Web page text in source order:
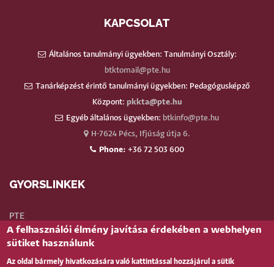
KAPCSOLAT
Általános tanulmányi ügyekben: Tanulmányi Osztály:
btktomail@pte.hu
Tanárképzést érintő tanulmányi ügyekben: Pedagógusképző
Központ: pkkta@pte.hu
Egyéb általános ügyekben: btkinfo@pte.hu
H-7624 Pécs, Ifjúság útja 6.
Phone: +36 72 503 600
GYORSLINKEK
PTE
Neptun
Webmail
A felhasználói élmény javítása érdekében a webhelyen
sütiket használunk
Az oldal bármely hivatkozására való kattintással hozzájárul a sütik